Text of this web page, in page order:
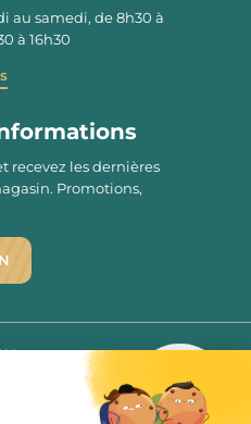
au samedi, de 8h30 à
à 16h30
2779 AVIS
9.7/10
recevez les dernières
Promotions,